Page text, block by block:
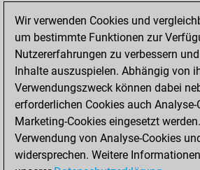
You scored
+126 =26 -125 in
bullet
Samstag, Juni
2014
You played 1
slow games
Wir verwenden Cookies und
um bestimmte Funktionen zur
Nutzererfahrungen zu verbessern
Inhalte auszuspielen. Abhängig von
Verwendungszweck können dabei
erforderlichen Cookies auch
Marketing-Cookies eingesetzt werden.
Verwendung von Analyse-Cookies
widersprechen. Weitere